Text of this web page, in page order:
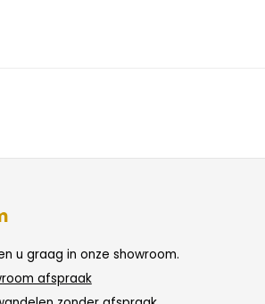
u graag in onze showroom.
afspraak